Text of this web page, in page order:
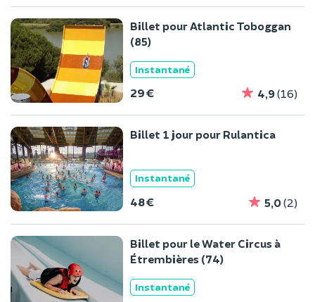
Billet pour Atlantic Toboggan
(85)
Instantané
29 € 4,9(16)
Billet 1 jour pour Rulantica
Instantané
48 € 5,0(2)
Billet pour le Water Circus à
Étrembières (74)
Instantané